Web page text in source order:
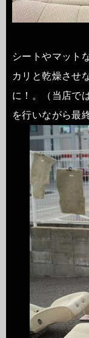
シートやマット
カリと乾燥させ
に！。（当店で
を行いながら最